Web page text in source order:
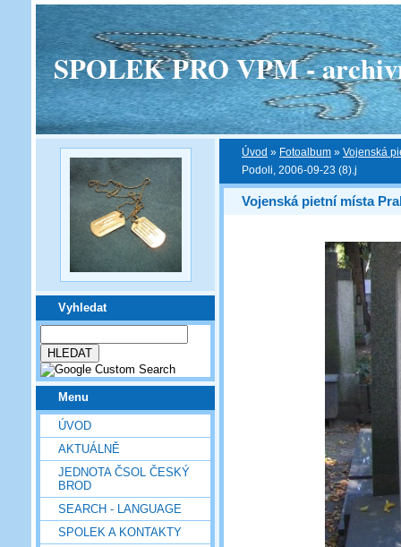
SPOLEK PRO VPM -
Vyhledat
Menu
ÚVOD
AKTUÁLNĚ
JEDNOTA ČSOL ČESKÝ
BROD
SEARCH - LANGUAGE
SPOLEK A KONTAKTY
Úvod » Fotoalbum » Vojenská
Podoli, 2006-09-23 (8).j
Vojenská pietní místa